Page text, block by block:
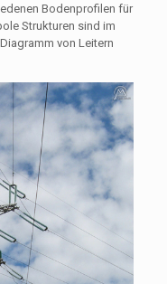
Bodenprofilen für
Strukturen sind im
von Leitern